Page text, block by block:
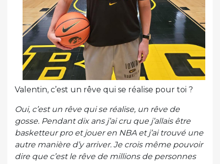
Valentin, c’est un rêve qui se réalise pour toi ?
Oui, c’est un rêve qui se réalise, un rêve de
gosse. Pendant dix ans j’ai cru que j’allais être
basketteur pro et jouer en NBA et j’ai trouvé une
autre manière d’y arriver. Je crois même pouvoir
dire que c’est le rêve de millions de personnes